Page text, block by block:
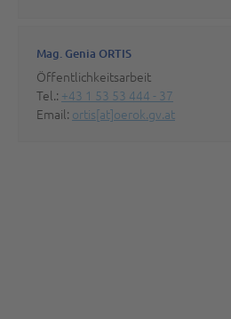
Mag. Genia ORTIS
Öffentlichkeitsarbeit
Tel.: +43 1 53 53 444 - 37
Email: ortis[at]oerok.gv.at